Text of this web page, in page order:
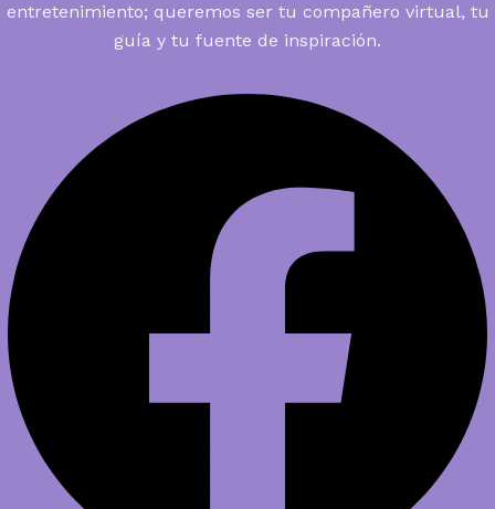
entretenimiento; queremos ser tu compañero virtual, tu
guía y tu fuente de inspiración.